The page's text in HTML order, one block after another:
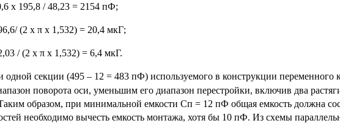
x 195,8 / 48,23 = 2154 пФ;
(2 x π x 1,532) = 20,4 мкГ;
/ (2 x π x 1,532) = 6,4 мкГ.
одной секции (495 – 12 = 483 пФ) используемого в конструкции
поворота оси, уменьшим его диапазон перестройки, включив два
образом, при минимальной емкости Сп = 12 пФ общая емкость должна
необходимо вычесть емкость монтажа, хотя бы 10 пФ. Из схемы